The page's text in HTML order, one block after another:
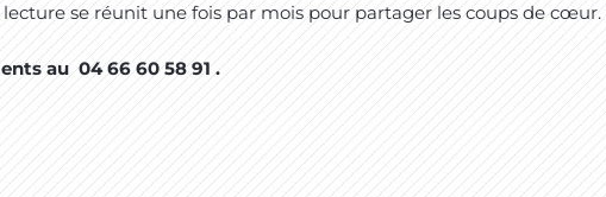
se réunit une fois par mois pour partager les coups de cœur.
au 04 66 60 58 91 .